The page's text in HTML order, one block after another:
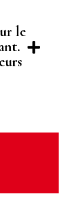
le